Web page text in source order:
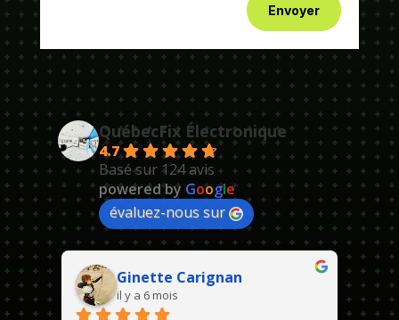
Envoyer
QuébecFix Électronique
4.7
Basé sur 124 avis
powered by Google
évaluez-nous sur
Ginette Carignan
il y a 6 mois